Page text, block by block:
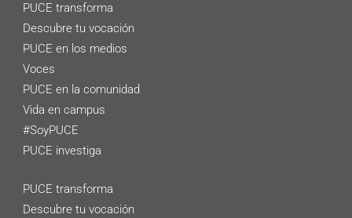
PUCE transforma
Descubre tu vocación
PUCE en los medios
Voces
PUCE en la comunidad
Vida en campus
#SoyPUCE
PUCE investiga
PUCE transforma
Descubre tu vocación